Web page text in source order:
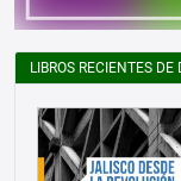
LIBROS RECIENTES DE